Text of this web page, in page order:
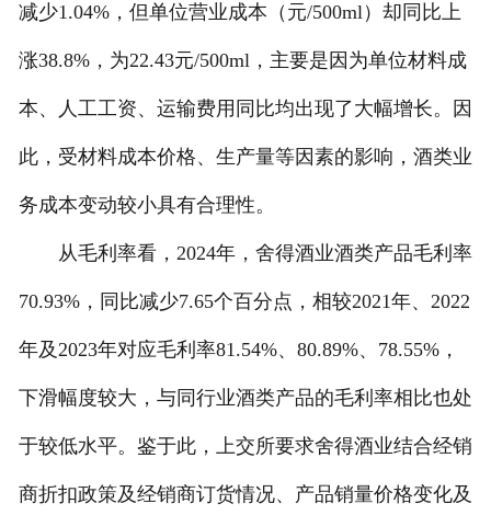
减少1.04%，但单位营业成本（元/500ml）却同比上
涨38.8%，为22.43元/500ml，主要是因为单位材料成
本、人工工资、运输费用同比均出现了大幅增长。因
此，受材料成本价格、生产量等因素的影响，酒类业
务成本变动较小具有合理性。
从毛利率看，2024年，舍得酒业酒类产品毛利率
70.93%，同比减少7.65个百分点，相较2021年、2022
年及2023年对应毛利率81.54%、80.89%、78.55%，
下滑幅度较大，与同行业酒类产品的毛利率相比也处
于较低水平。鉴于此，上交所要求舍得酒业结合经销
商折扣政策及经销商订货情况、产品销量价格变化及